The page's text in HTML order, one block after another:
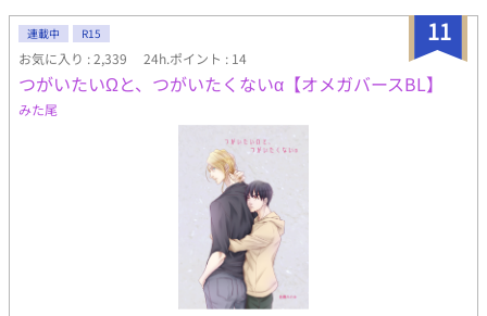
11
連載中 R15
お気に入り : 2,339 24h.ポイント : 14
つがいたいΩと、つがいたくないα【オメガバースBL】
みた尾